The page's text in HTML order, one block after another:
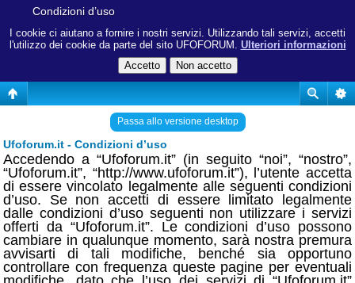
I cookie ci aiutano a fornire i nostri servizi. Utilizzando tali servizi, accetti
l'utilizzo dei cookie da parte del sito UFOFORUM. Ulteriori informazioni
Condizioni d’uso
Passa allo versione desktop
Ufoforum.it - Condizioni d’uso
Accedendo a “Ufoforum.it” (in seguito “noi”, “nostro”,
“Ufoforum.it”, “http://www.ufoforum.it”), l’utente accetta
di essere vincolato legalmente alle seguenti condizioni
d’uso. Se non accetti di essere limitato legalmente
dalle condizioni d’uso seguenti non utilizzare i servizi
offerti da “Ufoforum.it”. Le condizioni d’uso possono
cambiare in qualunque momento, sarà nostra premura
avvisarti di tali modifiche, benché sia opportuno
controllare con frequenza queste pagine per eventuali